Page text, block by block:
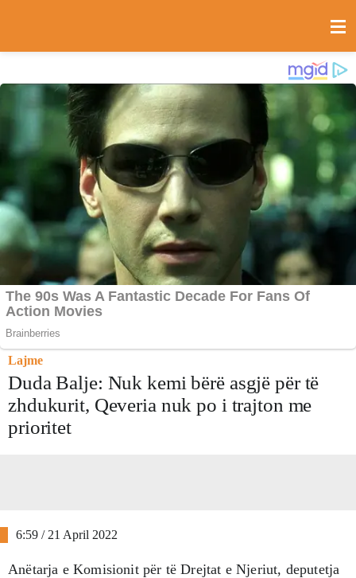
Lajme
Duda Balje: Nuk kemi bërë asgjë për të
zhdukurit, Qeveria nuk po i trajton me
prioritet
6:59 / 21 April 2022
Anëtarja e Komisionit për të Drejtat e Njeriut, deputetja